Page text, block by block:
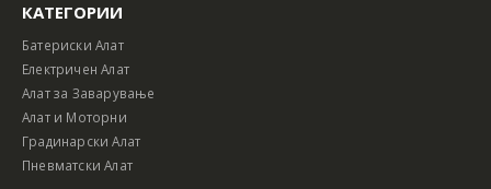
КАТЕГОРИИ
Батериски Алат
Електричен Алат
Алат за Заварување
Алат и Моторни
Градинарски Алат
Пневматски Алат